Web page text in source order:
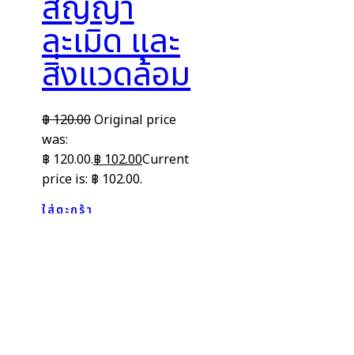
ละเมิด และ
สิ่งแวดล้อม
฿120.00Original price
was:
฿ 120.00.฿102.00Current
price is: ฿ 102.00.
ใส่ตะกร้า